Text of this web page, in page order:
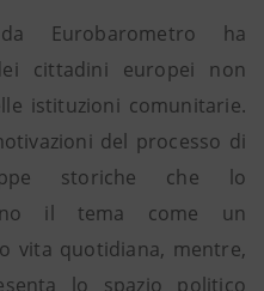
da Eurobarometro ha
cittadini europei non
istituzioni comunitarie.
del processo di
storiche che lo
il tema come un
vita quotidiana, mentre,
lo spazio politico